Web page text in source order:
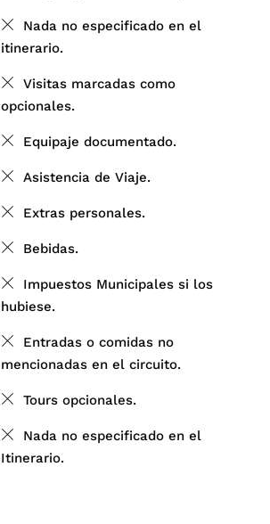
Nada no especificado en el
itinerario.
Visitas marcadas como
opcionales.
Equipaje documentado.
Asistencia de Viaje.
Extras personales.
Bebidas.
Impuestos Municipales si los
hubiese.
Entradas o comidas no
mencionadas en el circuito.
Tours opcionales.
Nada no especificado en el
Itinerario.